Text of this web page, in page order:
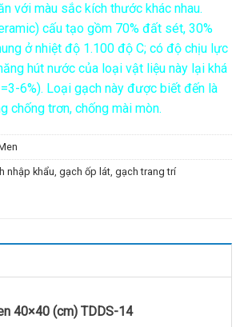
với màu sắc kích thước khác nhau.
cấu tạo gồm 70% đất sét, 30%
ở nhiệt độ 1.100 độ C; có độ chịu lực
hút nước của loại vật liệu này lại khá
6%). Loại gạch này được biết đến là
chống trơn, chống mài mòn.
nhập khẩu, gạch ốp lát, gạch trang trí
40×40 (cm) TDDS-14